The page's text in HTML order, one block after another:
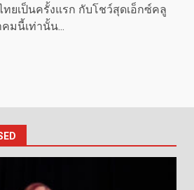
ทยเป็นครั้งแรก กับโชว์สุดเอ็กซ์คลู
มนี้เท่านั้น...